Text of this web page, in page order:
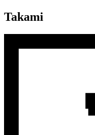
Takami